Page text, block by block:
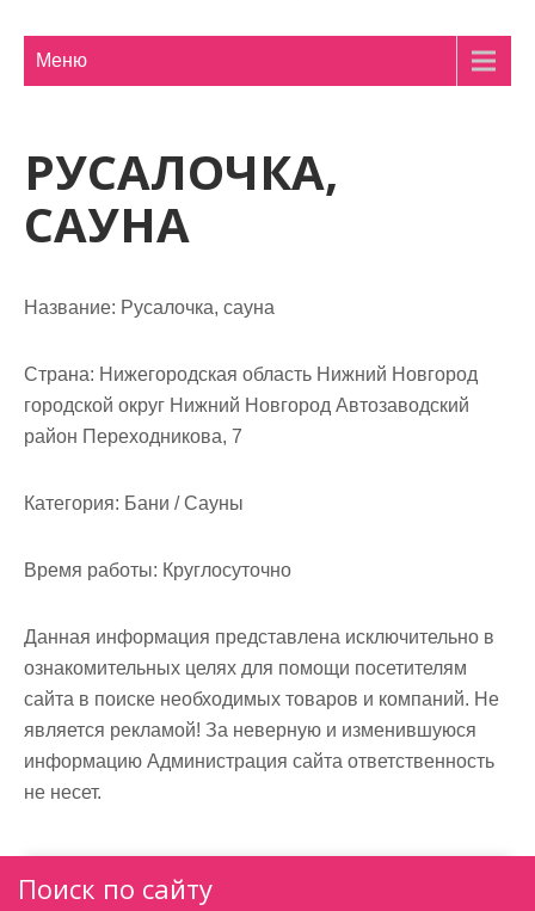
Меню
РУСАЛОЧКА,
САУНА
Название: Русалочка, сауна
Страна: Нижегородская область Нижний Новгород
городской округ Нижний Новгород Автозаводский
район Переходникова, 7
Категория: Бани / Сауны
Время работы: Круглосуточно
Данная информация представлена исключительно в
ознакомительных целях для помощи посетителям
сайта в поиске необходимых товаров и компаний. Не
является рекламой! За неверную и изменившуюся
информацию Администрация сайта ответственность
не несет.
Поиск по сайту